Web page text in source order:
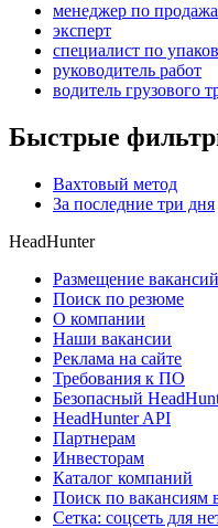
менеджер по
эксперт
специалист по
руководитель работ
водитель грузового
Быстрые
Вахтовый метод
За последние три дня
HeadHunter
Размещение вакансий
Поиск по резюме
О компании
Наши вакансии
Реклама на сайте
Требования к ПО
Безопасный
HeadHunter API
Партнерам
Инвесторам
Каталог компаний
Поиск по вакансиям
Сетка: соцсеть для